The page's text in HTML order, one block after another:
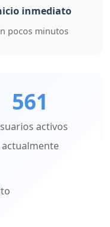
inmediato
pocos minutos
561
activos
actualmente